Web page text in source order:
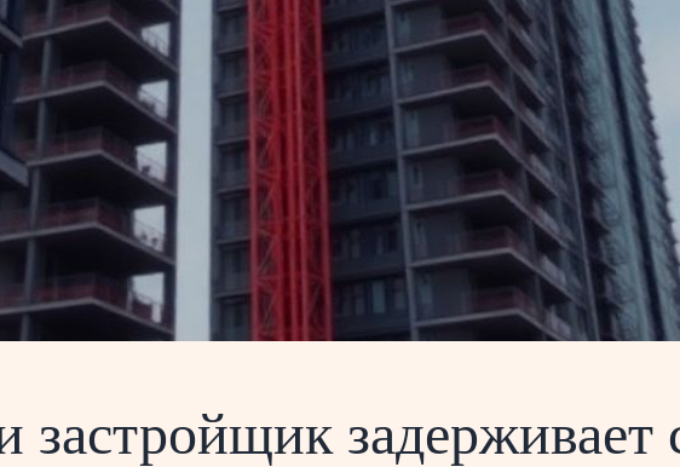
застройщик задерживает